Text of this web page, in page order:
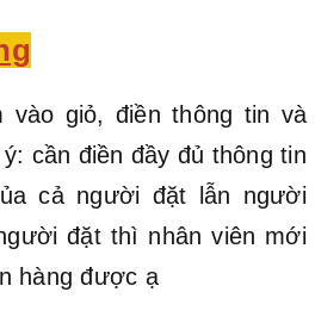
vào giỏ, điền thông tin và
cần điền đầy đủ thông tin
cả người đặt lẫn người
đặt thì nhân viên mới
hàng được ạ